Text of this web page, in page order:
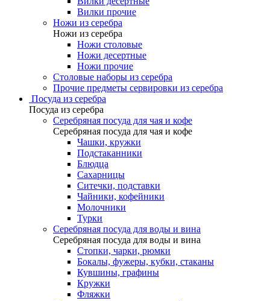
Вилки прочие
Ножи из серебра
Ножи из серебра
Ножи столовые
Ножи десертные
Ножи прочие
Столовые наборы из серебра
Прочие предметы сервировки из серебра
Посуда из серебра
Посуда из серебра
Серебряная посуда для чая и кофе
Серебряная посуда для чая и кофе
Чашки, кружки
Подстаканники
Блюдца
Сахарницы
Ситечки, подставки
Чайники, кофейники
Молочники
Турки
Серебряная посуда для воды и вина
Серебряная посуда для воды и вина
Стопки, чарки, рюмки
Бокалы, фужеры, кубки, стаканы
Кувшины, графины
Кружки
Фляжки